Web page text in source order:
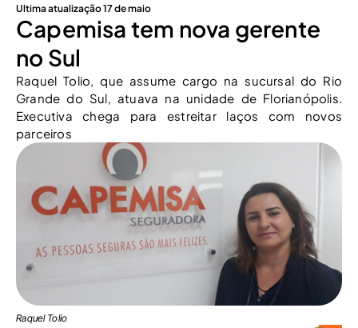
Ultima atualização 17 de maio
Capemisa tem nova gerente
no Sul
Raquel Tolio, que assume cargo na sucursal do Rio
Grande do Sul, atuava na unidade de Florianópolis.
Executiva chega para estreitar laços com novos
parceiros
Raquel Tolio